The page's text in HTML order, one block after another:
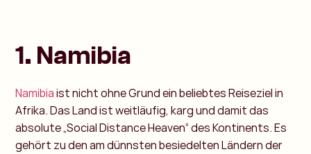
1. Namibia
Namibiaist nicht ohne Grund ein beliebtes Reiseziel in
Afrika. Das Land ist weitläufig, karg und damit das
absolute „Social Distance Heaven“ des Kontinents. Es
gehört zu den am dünnsten besiedelten Ländern der